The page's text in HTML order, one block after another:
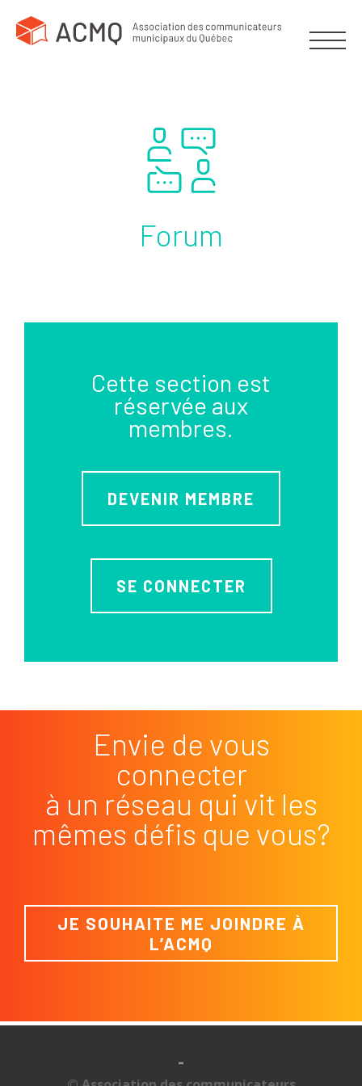
Forum
Cette section est
réservée aux
membres.
DEVENIR MEMBRE
SE CONNECTER
Envie de vous
connecter
à un réseau qui vit les
mêmes défis que vous?
JE SOUHAITE ME JOINDRE À
L’ACMQ
-